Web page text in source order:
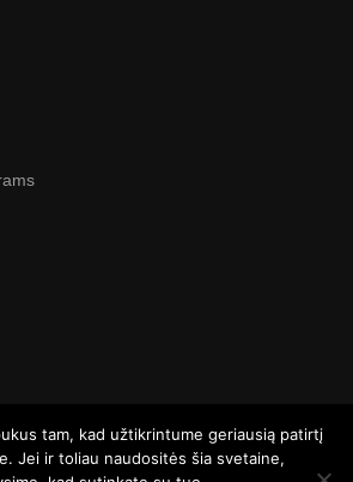
tam, kad užtikrintume geriausią patirtį
Jei ir toliau naudositės šia svetaine,